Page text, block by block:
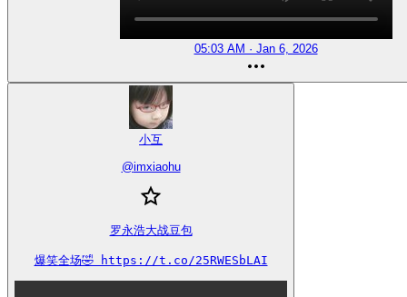
05:03 AM · Jan 6, 2026
小互
@imxiaohu
罗永浩大战豆包
爆笑全场🤣 https://t.co/25RWESbLAI